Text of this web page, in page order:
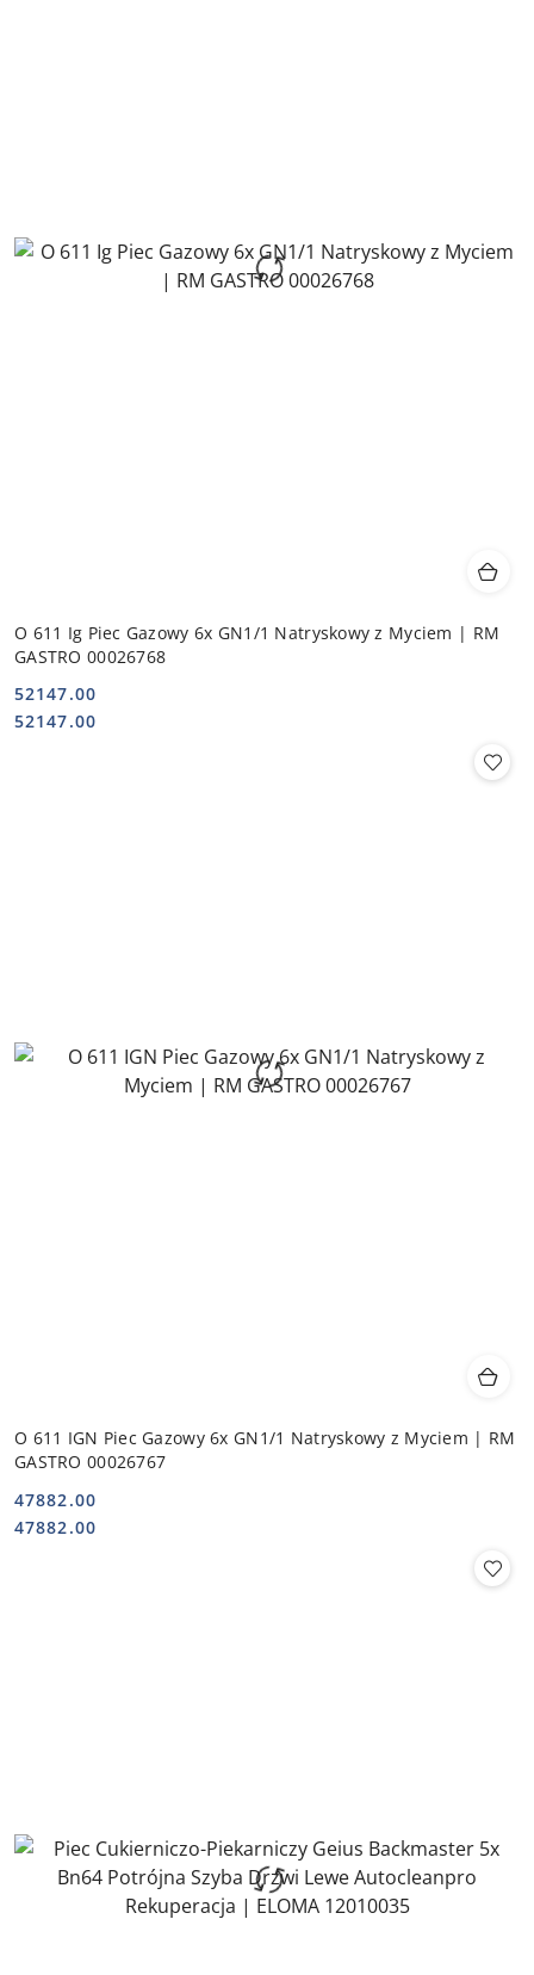
O 611 Ig Piec Gazowy 6x GN1/1 Natryskowy z Myciem | RM
GASTRO 00026768
Cena:
52147.00
Cena:
52147.00
O 611 IGN Piec Gazowy 6x GN1/1 Natryskowy z Myciem | RM
GASTRO 00026767
Cena:
47882.00
Cena:
47882.00